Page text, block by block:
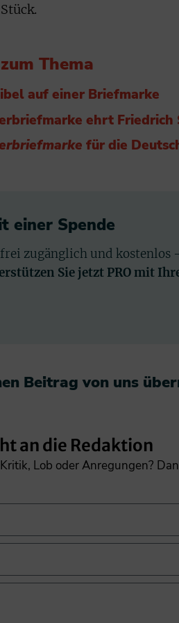
Thema
auf einer Briefmarke
ehrt Friedrich
für die Deuts
einer Spende
zugänglich und
Sie jetzt PRO mit
Beitrag von uns
an die Redaktion
Lob oder Anregungen?